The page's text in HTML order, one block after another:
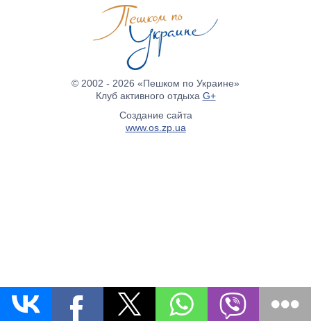
© 2002 - 2026 «Пешком по Украине»
Клуб активного отдыха G+
Создание сайта
www.os.zp.ua